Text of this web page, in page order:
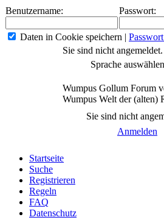
Benutzername: Passwort:
Daten in Cookie speichern |
Sie sind nicht angemeldet.
Sprache
Wumpus Gollum Forum
Wumpus Welt der (alten)
Sie sind nicht
Anmelden
Startseite
Suche
Registrieren
Regeln
FAQ
Datenschutz